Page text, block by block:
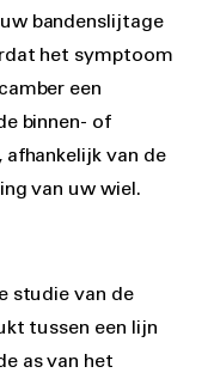
bandenslijtage
het symptoom
een
binnen- of
afhankelijk van de
van uw wiel.
studie van de
tussen een lijn
as van het